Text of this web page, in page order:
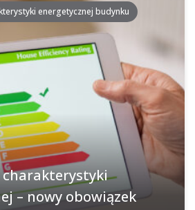
energetycznej budynku
charakterystyki
– nowy obowiązek